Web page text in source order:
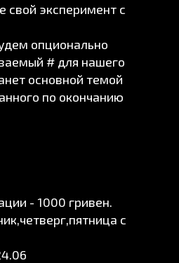
свой эксперимент с
опционально
# для нашего
основной темой
по окончанию
- 1000 гривен.
с